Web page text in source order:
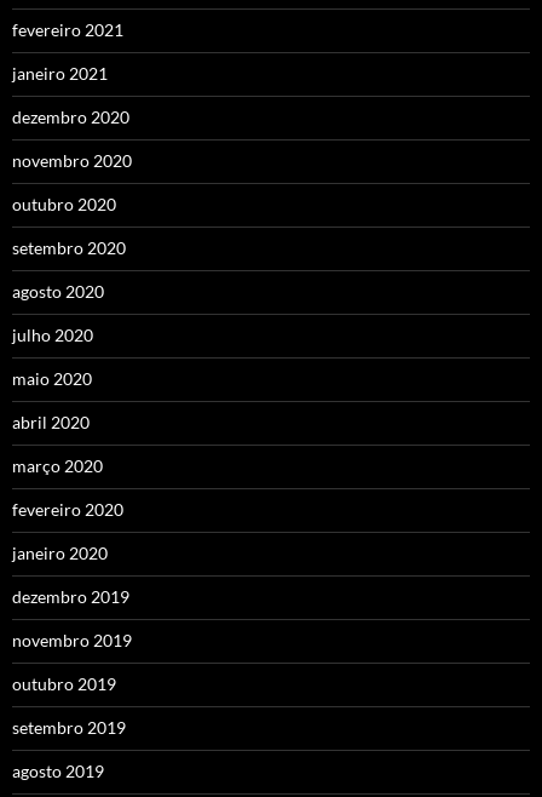
fevereiro 2021
janeiro 2021
dezembro 2020
novembro 2020
outubro 2020
setembro 2020
agosto 2020
julho 2020
maio 2020
abril 2020
março 2020
fevereiro 2020
janeiro 2020
dezembro 2019
novembro 2019
outubro 2019
setembro 2019
agosto 2019